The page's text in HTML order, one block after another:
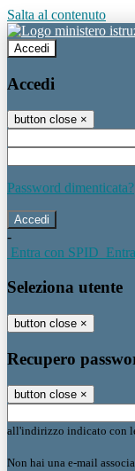
Salta al contenuto
Accedi
Accedi
button close ×
Password dimenticata?
-
Entra con SPID
Seleziona utente
button close ×
Recupero
button close ×
all'indirizzo indicato con
Non hai una e-mail